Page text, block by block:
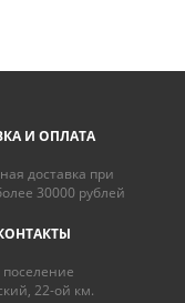
И ОПЛАТА
доставка при
30000 рублей
22-ой км.